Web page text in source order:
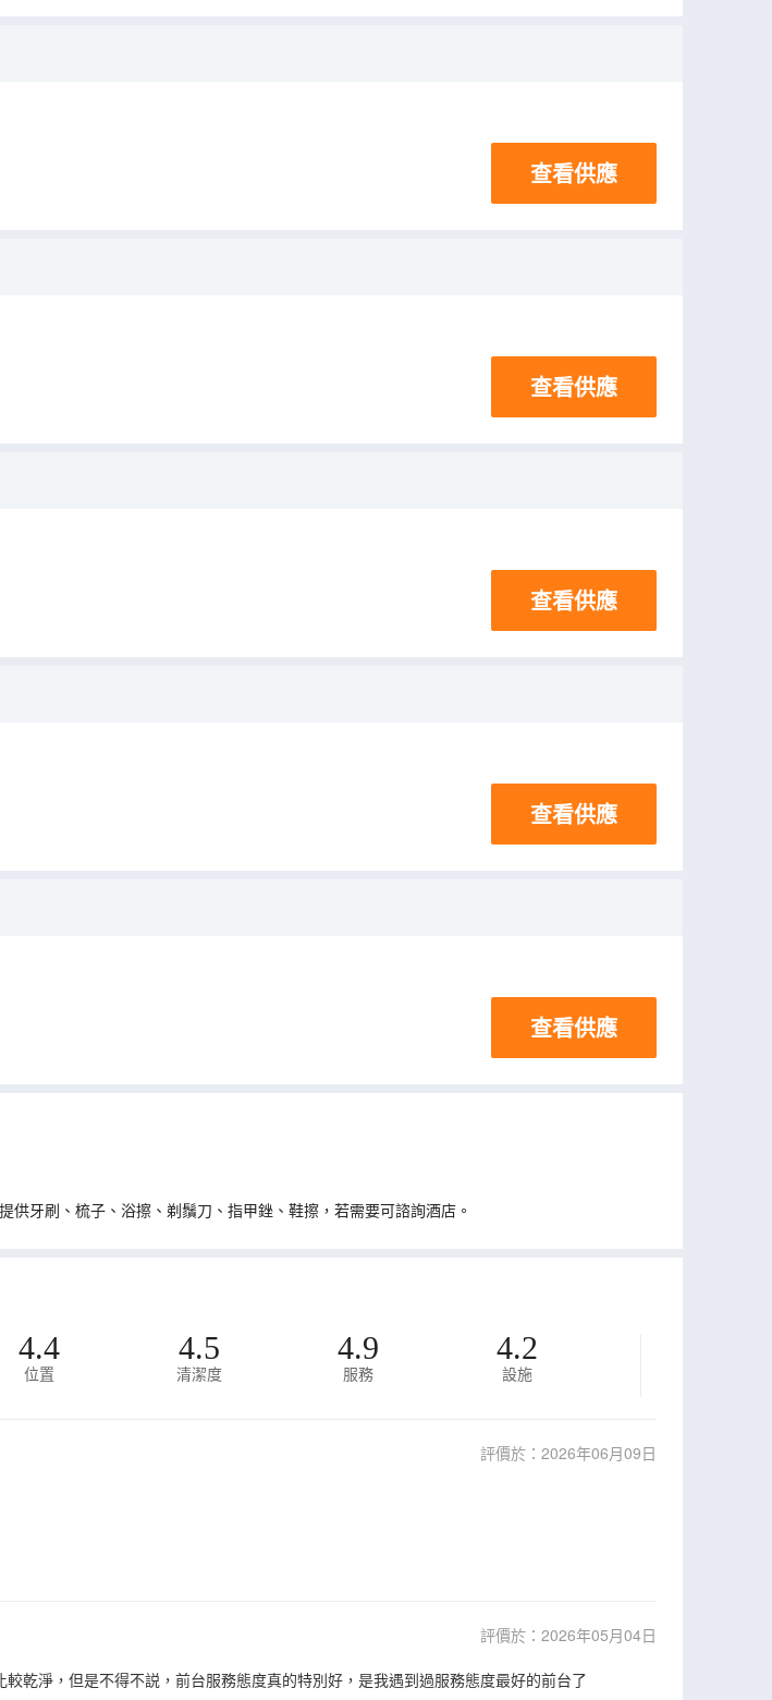
查看供應
查看供應
查看供應
查看供應
查看供應
供牙刷、梳子、浴擦、剃鬚刀、指甲銼、鞋擦，若需要可諮詢酒店。
4.4
位置
4.5
清潔度
4.9
服務
4.2
設施
評價於：2026年06月09日
評價於：2026年05月04日
乾淨，但是不得不説，前台服務態度真的特別好，是我遇到過服務態度最好的前台了